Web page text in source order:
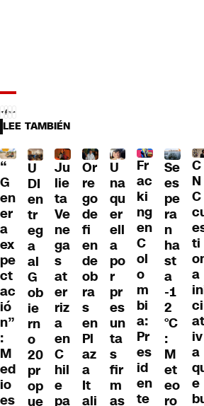
LEE TAMBIÉN
“
G
en
er
a
ex
pe
ct
ac
ió
n”
:
M
ed
io
es
U
DI
en
tr
eg
a
al
G
ob
ie
rn
o
20
pr
op
ue
Ju
lie
ta
Ve
ne
ga
s
at
er
riz
a
en
C
hil
e
pa
Or
re
go
de
fi
en
de
ob
ra
s
en
Pl
az
a
It
ali
U
na
qu
er
ell
a
po
r
pr
es
un
ta
s
fir
m
as
Fr
ac
ki
ng
en
C
ol
o
m
bi
a:
Pr
es
id
en
te
Se
es
pe
ra
n
ha
st
a
-1
2
°C
:
M
et
eo
ro
C
N
C
ti
a
ci
at
iv
a
e